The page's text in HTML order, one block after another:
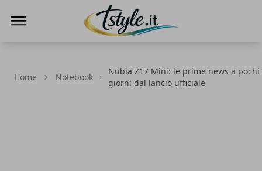
Home Notebook
Nubia Z17 Mini: le prime news a pochi
giorni dal lancio ufficiale